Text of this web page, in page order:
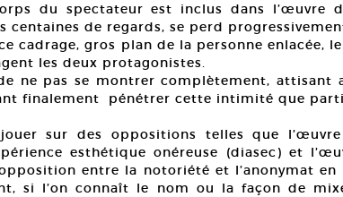
du spectateur est inclus dans l’œuvre
centaines de regards, se perd
cadrage, gros plan de la personne enlacée,
les deux protagonistes.
ne pas se montrer complètement, attisant
finalement pénétrer cette intimité que
sur des oppositions telles que
esthétique onéreuse (diasec) et
entre la notoriété et l’anonymat
si l’on connaît le nom ou la façon de